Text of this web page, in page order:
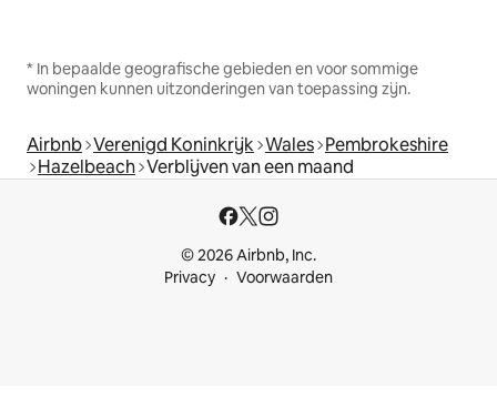
* In bepaalde geografische gebieden en voor sommige
woningen kunnen uitzonderingen van toepassing zijn.
Airbnb Verenigd Koninkrijk Wales Pembrokeshire
Hazelbeach Verblijven van een maand
© 2026 Airbnb, Inc.
Privacy
Voorwaarden